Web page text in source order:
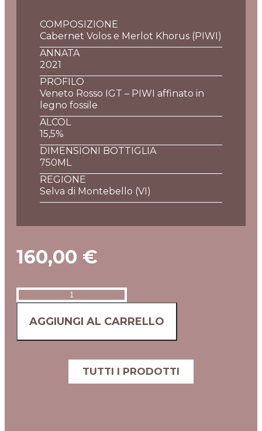
COMPOSIZIONE
Cabernet Volos e Merlot Khorus (PIWI)
ANNATA
2021
PROFILO
Veneto Rosso IGT – PIWI affinato in
legno fossile
ALCOL
15,5%
DIMENSIONI BOTTIGLIA
750ML
REGIONE
Selva di Montebello (VI)
160,00 €
AGGIUNGI AL CARRELLO
TUTTI I PRODOTTI